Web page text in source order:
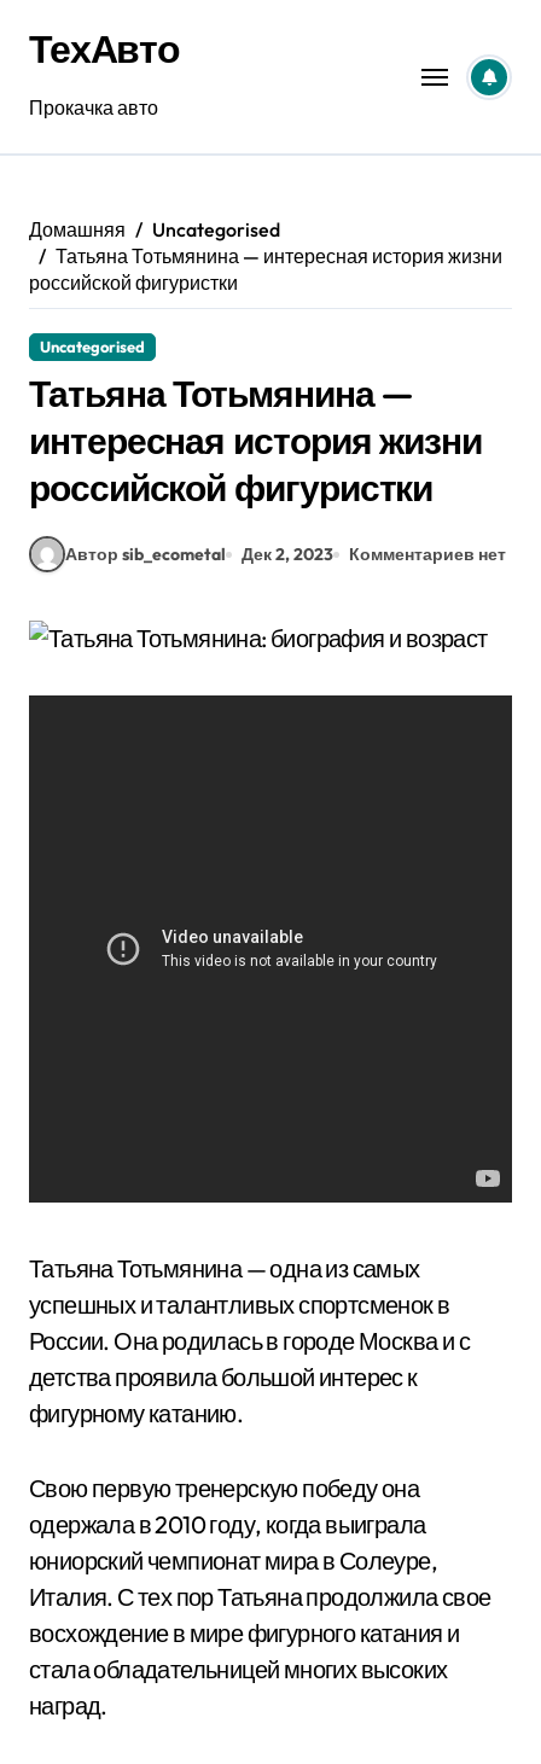
содержанию
ТехАвто
Прокачка авто
Домашняя
Uncategorised
Татьяна Тотьмянина — интересная история жизни
российской фигуристки
Uncategorised
Татьяна Тотьмянина —
интересная история жизни
российской фигуристки
Автор sib_ecometal Дек 2, 2023 Комментариев нет
Татьяна Тотьмянина — одна из самых
успешных и талантливых спортсменок в
России. Она родилась в городе Москва и с
детства проявила большой интерес к
фигурному катанию.
Свою первую тренерскую победу она
одержала в 2010 году, когда выиграла
юниорский чемпионат мира в Солеуре,
Италия. С тех пор Татьяна продолжила свое
восхождение в мире фигурного катания и
стала обладательницей многих высоких
наград.